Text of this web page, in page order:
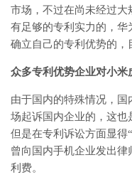
市场，不过在尚未经过
有足够的专利实力的，
确立自己的专利优势的，
众多专利优势企业对小米
由于国内的特殊情况，
场起诉国内企业的，这也
但是在专利诉讼方面显得
曾向国内手机企业发出
利费。